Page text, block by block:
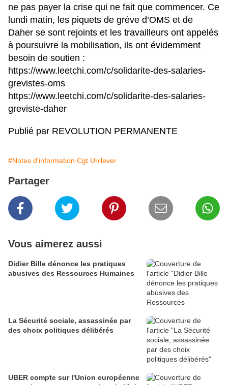
ne pas payer la crise qui ne fait que commencer. Ce
lundi matin, les piquets de grève d’OMS et de
Daher se sont rejoints et les travailleurs ont appelés
à poursuivre la mobilisation, ils ont évidemment
besoin de soutien :
https://www.leetchi.com/c/solidarite-des-salaries-
grevistes-oms
https://www.leetchi.com/c/solidarite-des-salaries-
greviste-daher
Publié par REVOLUTION PERMANENTE
#Notes d'information Cgt Unilever
Partager
Vous aimerez aussi
Didier Bille dénonce les pratiques
abusives des Ressources Humaines
La Sécurité sociale, assassinée par
des choix politiques délibérés
UBER compte sur l'Union européenne